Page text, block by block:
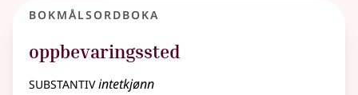
Bokmålsordboka
oppbevaringssted
substantivintetkjønn